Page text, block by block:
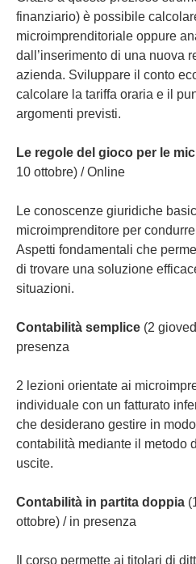
finanziario) è possibile
microimprenditoriale oppure
dall’inserimento di una nuova
azienda. Sviluppare il conto
calcolare la tariffa oraria e il
argomenti previsti.
Le regole del gioco per le
10 ottobre) / Online
Le conoscenze giuridiche
microimprenditore per
Aspetti fondamentali che
di trovare una soluzione
situazioni.
Contabilità semplice (2
presenza
2 lezioni orientate ai
individuale con un fatturato
che desiderano gestire in
contabilità mediante il metodo
uscite.
Contabilità in partita doppia
ottobre) / in presenza
Il corso permette ai titolari di